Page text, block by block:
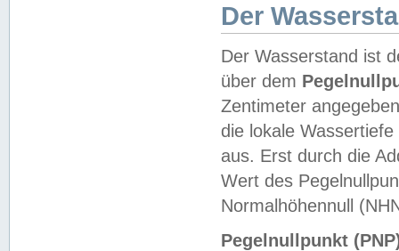
Der
Der Wasserstand ist
über dem
Zentimeter
die lokale
aus. Erst durch die
Wert des
Normalhöhennull
Pegelnullpunkt